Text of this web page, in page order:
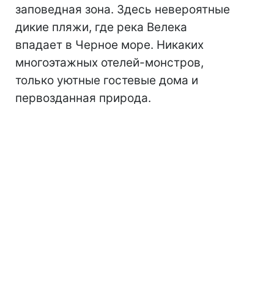
заповедная зона. Здесь невероятные
дикие пляжи, где река Велека
впадает в Черное море. Никаких
многоэтажных отелей-монстров,
только уютные гостевые дома и
первозданная природа.